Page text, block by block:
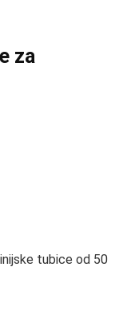
za
tubice od 50